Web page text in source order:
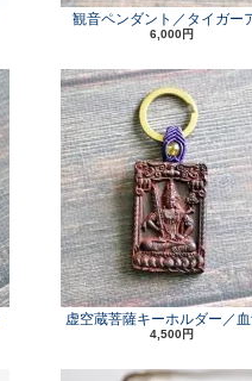
観音ペンダント／タイガー
6,000円
虚空蔵菩薩キーホルダー／
4,500円